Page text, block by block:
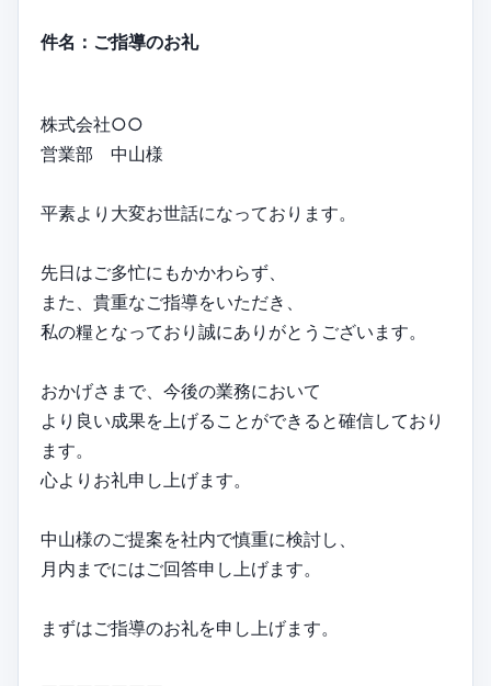
件名：ご指導のお礼
株式会社○○
営業部 中山様
平素より大変お世話になっております。
先日はご多忙にもかかわらず、
また、貴重なご指導をいただき、
私の糧となっており誠にありがとうございます。
おかげさまで、今後の業務において
より良い成果を上げることができると確信しており
ます。
心よりお礼申し上げます。
中山様のご提案を社内で慎重に検討し、
月内までにはご回答申し上げます。
まずはご指導のお礼を申し上げます。